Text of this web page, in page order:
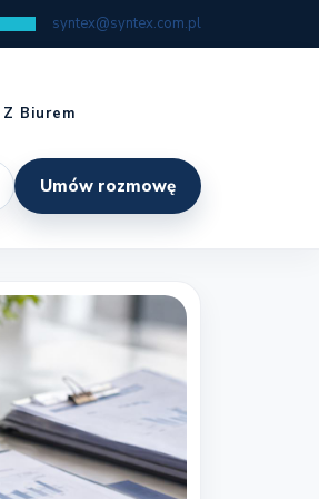
syntex@syntex.com.pl
Biurem
Umów rozmowę